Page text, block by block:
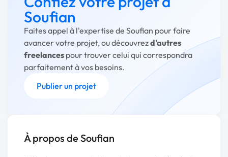
Soufian
Faites appel à l'expertise de Soufian pour faire
avancer votre projet, ou découvrezd'autres
freelances pour trouver celui qui correspondra
parfaitement à vos besoins.
Publier un projet
À propos de Soufian